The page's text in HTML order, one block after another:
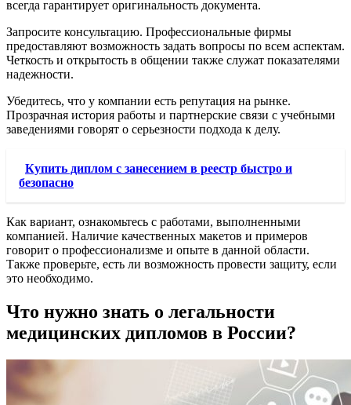
всегда гарантирует оригинальность документа.
Запросите консультацию. Профессиональные фирмы
предоставляют возможность задать вопросы по всем аспектам.
Четкость и открытость в общении также служат показателями
надежности.
Убедитесь, что у компании есть репутация на рынке.
Прозрачная история работы и партнерские связи с учебными
заведениями говорят о серьезности подхода к делу.
Купить диплом с занесением в реестр быстро и
безопасно
Как вариант, ознакомьтесь с работами, выполненными
компанией. Наличие качественных макетов и примеров
говорит о профессионализме и опыте в данной области.
Также проверьте, есть ли возможность провести защиту, если
это необходимо.
Что нужно знать о легальности
медицинских дипломов в России?